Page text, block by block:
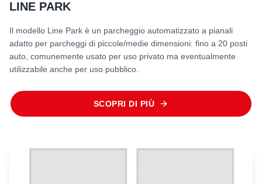
LINE PARK
Il modello Line Park è un parcheggio automatizzato a pianali
adatto per parcheggi di piccole/medie dimensioni: fino a 20 posti
auto, comunemente usato per uso privato ma eventualmente
utilizzabile anche per uso pubblico.
SCOPRI DI PIÙ